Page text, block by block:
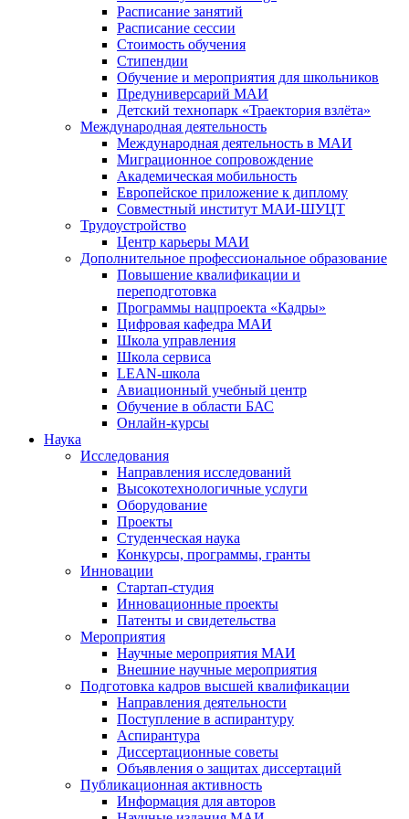
Расписание занятий
Расписание сессии
Стоимость обучения
Стипендии
Обучение и мероприятия для школьников
Предуниверсарий МАИ
Детский технопарк «Траектория взлёта»
Международная деятельность
Международная деятельность в МАИ
Миграционное сопровождение
Академическая мобильность
Европейское приложение к диплому
Совместный институт МАИ-ШУЦТ
Трудоустройство
Центр карьеры МАИ
Дополнительное профессиональное образование
Повышение квалификации и
переподготовка
Программы нацпроекта «Кадры»
Цифровая кафедра МАИ
Школа управления
Школа сервиса
LEAN-школа
Авиационный учебный центр
Обучение в области БАС
Онлайн-курсы
Наука
Исследования
Направления исследований
Высокотехнологичные услуги
Оборудование
Проекты
Студенческая наука
Конкурсы, программы, гранты
Инновации
Стартап-студия
Инновационные проекты
Патенты и свидетельства
Мероприятия
Научные мероприятия МАИ
Внешние научные мероприятия
Подготовка кадров высшей квалификации
Направления деятельности
Поступление в аспирантуру
Аспирантура
Диссертационные советы
Объявления о защитах диссертаций
Публикационная активность
Информация для авторов